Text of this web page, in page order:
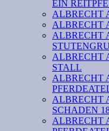
EIN
ALBRECHT
ALBRECHT
ALBRECHT
ALBRECHT
STALL
ALBRECHT
ALBRECHT
SCHADEN
ALBRECHT